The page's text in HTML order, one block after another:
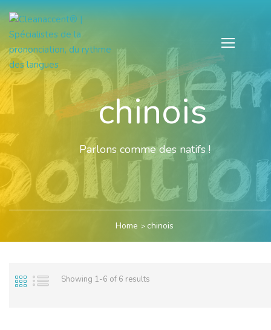
chinois
Parlons comme des natifs !
Home chinois
Showing 1-6 of 6 results